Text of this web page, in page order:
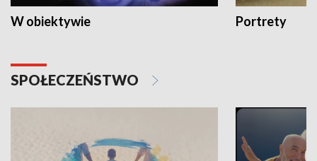
W obiektywie Portrety
SPOŁECZEŃSTWO